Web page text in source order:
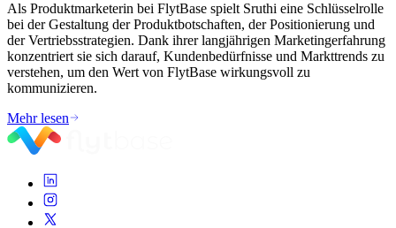
Als Produktmarketerin bei FlytBase spielt Sruthi eine Schlüsselrolle
bei der Gestaltung der Produktbotschaften, der Positionierung und
der Vertriebsstrategien. Dank ihrer langjährigen Marketingerfahrung
konzentriert sie sich darauf, Kundenbedürfnisse und Markttrends zu
verstehen, um den Wert von FlytBase wirkungsvoll zu
kommunizieren.
Mehr lesen